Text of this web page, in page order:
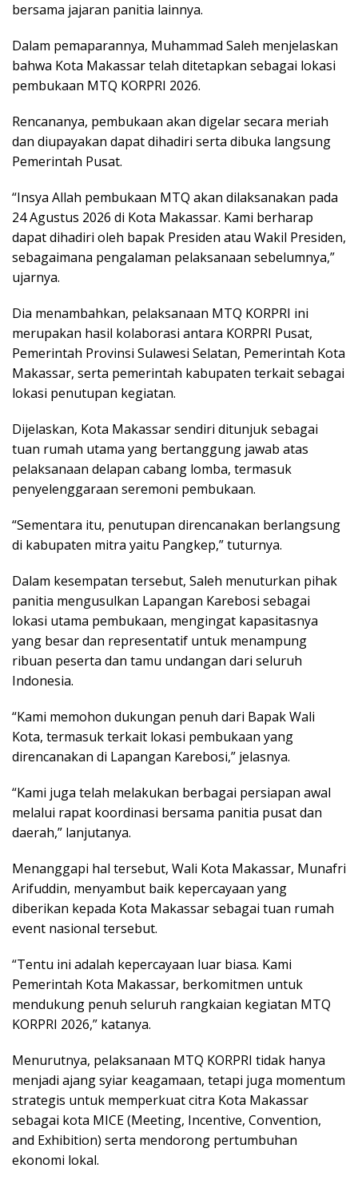
bersama jajaran panitia lainnya.
Dalam pemaparannya, Muhammad Saleh menjelaskan
bahwa Kota Makassar telah ditetapkan sebagai lokasi
pembukaan MTQ KORPRI 2026.
Rencananya, pembukaan akan digelar secara meriah
dan diupayakan dapat dihadiri serta dibuka langsung
Pemerintah Pusat.
“Insya Allah pembukaan MTQ akan dilaksanakan pada
24 Agustus 2026 di Kota Makassar. Kami berharap
dapat dihadiri oleh bapak Presiden atau Wakil Presiden,
sebagaimana pengalaman pelaksanaan sebelumnya,”
ujarnya.
Dia menambahkan, pelaksanaan MTQ KORPRI ini
merupakan hasil kolaborasi antara KORPRI Pusat,
Pemerintah Provinsi Sulawesi Selatan, Pemerintah Kota
Makassar, serta pemerintah kabupaten terkait sebagai
lokasi penutupan kegiatan.
Dijelaskan, Kota Makassar sendiri ditunjuk sebagai
tuan rumah utama yang bertanggung jawab atas
pelaksanaan delapan cabang lomba, termasuk
penyelenggaraan seremoni pembukaan.
“Sementara itu, penutupan direncanakan berlangsung
di kabupaten mitra yaitu Pangkep,” tuturnya.
Dalam kesempatan tersebut, Saleh menuturkan pihak
panitia mengusulkan Lapangan Karebosi sebagai
lokasi utama pembukaan, mengingat kapasitasnya
yang besar dan representatif untuk menampung
ribuan peserta dan tamu undangan dari seluruh
Indonesia.
“Kami memohon dukungan penuh dari Bapak Wali
Kota, termasuk terkait lokasi pembukaan yang
direncanakan di Lapangan Karebosi,” jelasnya.
“Kami juga telah melakukan berbagai persiapan awal
melalui rapat koordinasi bersama panitia pusat dan
daerah,” lanjutanya.
Menanggapi hal tersebut, Wali Kota Makassar, Munafri
Arifuddin, menyambut baik kepercayaan yang
diberikan kepada Kota Makassar sebagai tuan rumah
event nasional tersebut.
“Tentu ini adalah kepercayaan luar biasa. Kami
Pemerintah Kota Makassar, berkomitmen untuk
mendukung penuh seluruh rangkaian kegiatan MTQ
KORPRI 2026,” katanya.
Menurutnya, pelaksanaan MTQ KORPRI tidak hanya
menjadi ajang syiar keagamaan, tetapi juga momentum
strategis untuk memperkuat citra Kota Makassar
sebagai kota MICE (Meeting, Incentive, Convention,
and Exhibition) serta mendorong pertumbuhan
ekonomi lokal.